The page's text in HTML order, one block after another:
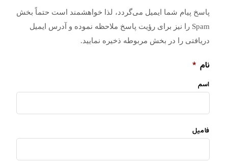
پاسخ پیام شما ایمیل می‌گردد، لذا خواهشمند است حتماً بخش
Spam را نیز برای رؤیت پاسخ ملاحظه نموده و آدرس ایمیل
دریافتی را در بخش مربوطه ذخیره نمایید.
نام *
اسم
فامیل